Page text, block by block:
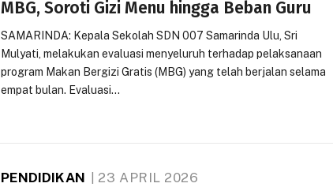
MBG, Soroti Gizi Menu hingga Beban Guru
SAMARINDA: Kepala Sekolah SDN 007 Samarinda Ulu, Sri
Mulyati, melakukan evaluasi menyeluruh terhadap pelaksanaan
program Makan Bergizi Gratis (MBG) yang telah berjalan selama
empat bulan. Evaluasi…
PENDIDIKAN 23 APRIL 2026